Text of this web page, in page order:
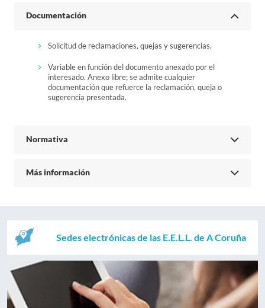
Documentación
Solicitud de reclamaciones, quejas y sugerencias.
Variable en función del documento anexado por el
interesado. Anexo libre; se admite cualquier
documentación que refuerce la reclamación, queja o
sugerencia presentada.
Normativa
Más información
Sedes electrónicas de las E.E.L.L. de A Coruña